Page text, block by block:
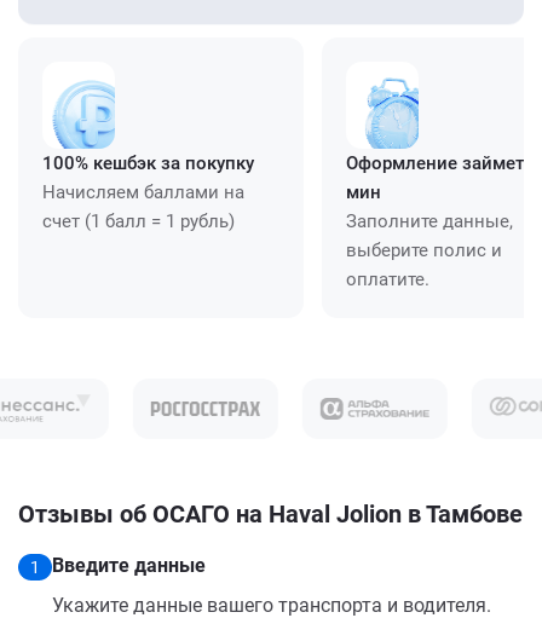
100% кешбэк за покупку
Начисляем баллами на
счет (1 балл = 1 рубль)
Оформление займет
мин
Заполните данные,
выберите полис и
оплатите.
Отзывы об ОСАГО на Haval Jolion в Тамбове
1
Введите данные
Укажите данные вашего транспорта и водителя.